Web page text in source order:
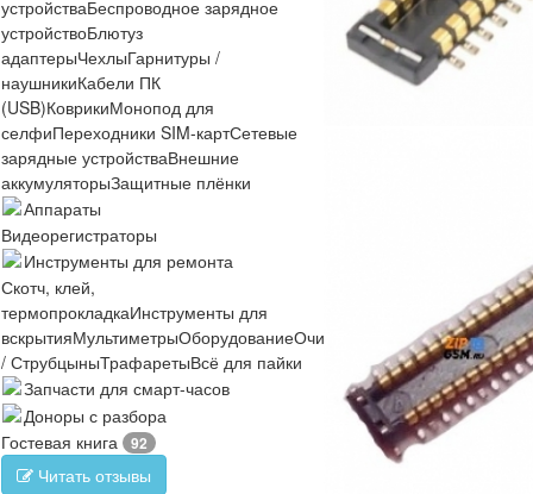
устройстваБеспроводное зарядное
устройствоБлютуз
адаптерыЧехлыГарнитуры /
наушникиКабели ПК
(USB)КоврикиМонопод для
селфиПереходники SIM-картСетевые
зарядные устройстваВнешние
аккумуляторыЗащитные плёнки
Аппараты
Видеорегистраторы
Инструменты для ремонта
Скотч, клей,
термопрокладкаИнструменты для
вскрытияМультиметрыОборудованиеОчистители ОтверткиПинцеты
/ СтрубцыныТрафаретыВсё для пайки
Запчасти для смарт-часов
Доноры с разбора
Гостевая книга
92
Читать отзывы